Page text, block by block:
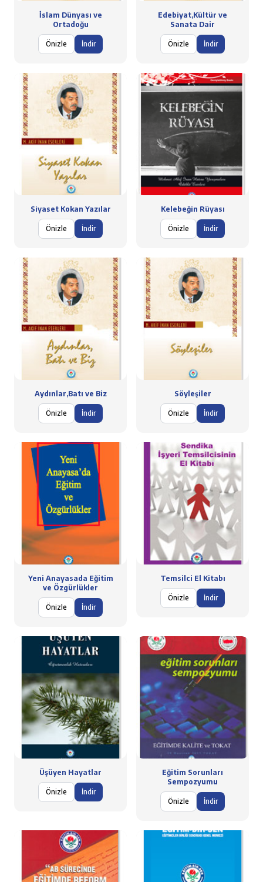
İslam Dünyası ve
Ortadoğu
Önizle İndir
Edebiyat,Kültür ve
Sanata Dair
Önizle İndir
Siyaset Kokan Yazılar
Önizle İndir
Kelebeğin Rüyası
Önizle İndir
Aydınlar,Batı ve Biz
Önizle İndir
Söyleşiler
Önizle İndir
Yeni Anayasada Eğitim
ve Özgürlükler
Önizle İndir
Temsilci El Kitabı
Önizle İndir
Üşüyen Hayatlar
Önizle İndir
Eğitim Sorunları
Sempozyumu
Önizle İndir